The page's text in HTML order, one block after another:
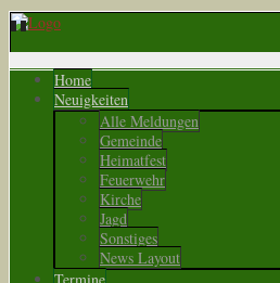
Home
Neuigkeiten
Alle Meldungen
Gemeinde
Heimatfest
Feuerwehr
Kirche
Jagd
Sonstiges
News Layout